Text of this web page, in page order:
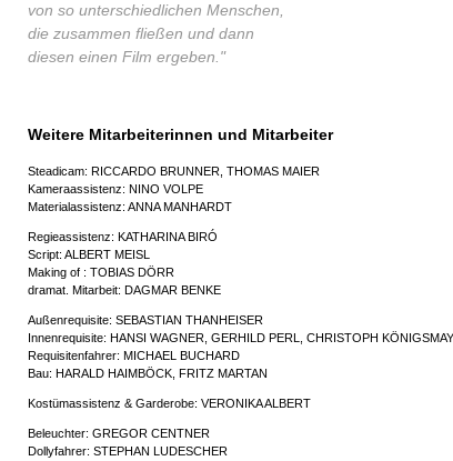
von so unterschiedlichen Menschen,
die zusammen fließen und dann
diesen einen Film ergeben."
Weitere Mitarbeiterinnen und Mitarbeiter
Steadicam: RICCARDO BRUNNER, THOMAS MAIER
Kameraassistenz: NINO VOLPE
Materialassistenz: ANNA MANHARDT
Regieassistenz: KATHARINA BIRÓ
Script: ALBERT MEISL
Making of : TOBIAS DÖRR
dramat. Mitarbeit: DAGMAR BENKE
Außenrequisite: SEBASTIAN THANHEISER
Innenrequisite: HANSI WAGNER, GERHILD PERL, CHRISTOPH
Requisitenfahrer: MICHAEL BUCHARD
Bau: HARALD HAIMBÖCK, FRITZ MARTAN
Kostümassistenz & Garderobe: VERONIKA ALBERT
Beleuchter: GREGOR CENTNER
Dollyfahrer: STEPHAN LUDESCHER